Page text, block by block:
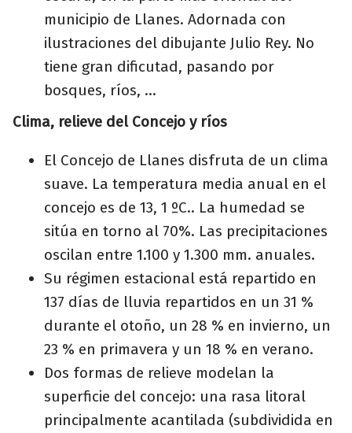
municipio de Llanes. Adornada con
ilustraciones del dibujante Julio Rey. No
tiene gran dificutad, pasando por
bosques, ríos, ...
Clima, relieve del Concejo y ríos
El Concejo de Llanes disfruta de un clima
suave. La temperatura media anual en el
concejo es de 13, 1 ºC.. La humedad se
sitúa en torno al 70%. Las precipitaciones
oscilan entre 1.100 y 1.300 mm. anuales.
Su régimen estacional está repartido en
137 días de lluvia repartidos en un 31 %
durante el otoño, un 28 % en invierno, un
23 % en primavera y un 18 % en verano.
Dos formas de relieve modelan la
superficie del concejo: una rasa litoral
principalmente acantilada (subdividida en